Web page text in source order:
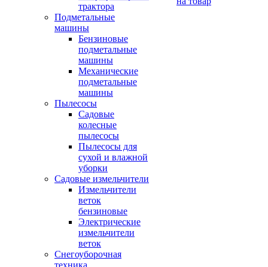
трактора
Подметальные
машины
Бензиновые
подметальные
машины
Механические
подметальные
машины
Пылесосы
Садовые
колесные
пылесосы
Пылесосы для
сухой и влажной
уборки
Садовые измельчители
Измельчители
веток
бензиновые
Электрические
измельчители
веток
Снегоуборочная
техника